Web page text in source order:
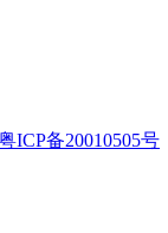
ICP备20010505号